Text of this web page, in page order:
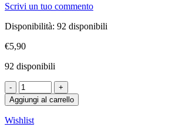
Scrivi un tuo commento
Disponibilità: 92 disponibili
€5,90
92 disponibili
Aggiungi al carrello
Wishlist